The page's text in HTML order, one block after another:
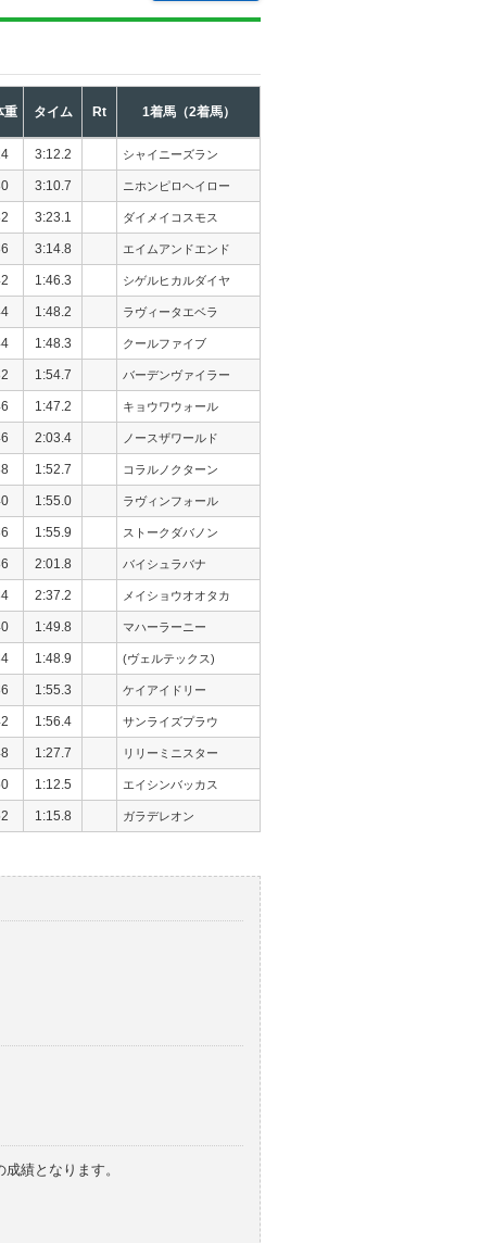
重 タイム Rt 1着馬（2着馬）
3:12.2 シャイニーズラン
3:10.7 ニホンピロヘイロー
3:23.1 ダイメイコスモス
3:14.8 エイムアンドエンド
1:46.3 シゲルヒカルダイヤ
1:48.2 ラヴィータエベラ
1:48.3 クールファイブ
1:54.7 バーデンヴァイラー
1:47.2 キョウワウォール
2:03.4 ノースザワールド
1:52.7 コラルノクターン
1:55.0 ラヴィンフォール
1:55.9 ストークダバノン
2:01.8 バイシュラバナ
2:37.2 メイショウオオタカ
1:49.8 マハーラーニー
1:48.9 (ヴェルテックス)
1:55.3 ケイアイドリー
1:56.4 サンライズプラウ
1:27.7 リリーミニスター
1:12.5 エイシンバッカス
1:15.8 ガラデレオン
績となります。